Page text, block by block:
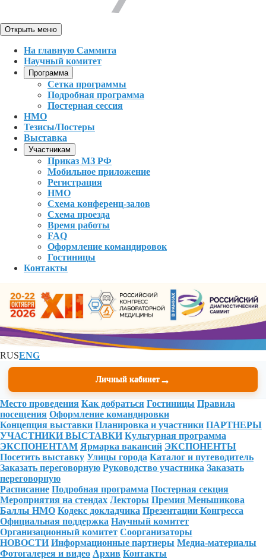
Открыть меню
На главную Саммита
Научный комитет
Программа
Сетка программы
Подробная программа
Постерная сессия
НМО
Тезисы/Постеры
Выставка
Участникам
Приказ МЗ РФ
Мобильное приложение
Регистрация
НМО
Схема конференц-залов
Схема проезда
Время работы
FAQ
Оформление командировок
Гостиницы
Контакты
RUSENG
Личный кабинет →
Место проведения Как добраться Гостиницы Правила
посещения Оформление командировки
Концепция выставки Планировка и участники ПАРТНЕРЫ
УЧАСТНИКИ ВЫСТАВКИ Культурная программа
ЭКСПОНЕНТАМ Ярмарка вакансий ЭКСПОНЕНТЫ
Посетить выставку Улицы города Каталог и путеводитель
Заказать переговорную Руководство участника Заказать
переговорную
Расписание Подробная программа Постерная секция
Мероприятия на стендах Лекторы Премия Меньшикова
Баллы НМО Кодекс докладчика Презентации Конгресса
Официальная поддержка Научный комитет
Организационный комитет Соорганизаторы
НОВОСТИ Информационные партнеры Медиа-материалы
Фотогалерея и видео Архив Контакты